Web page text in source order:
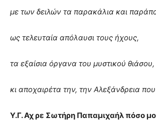
με των δειλών τα παρακάλια και
ως τελευταία απόλαυσι τους ήχους,
τα εξαίσια όργανα του μυστικού θιάσου,
κι αποχαιρέτα την, την Αλεξάνδρεια
Υ.Γ. Αχ ρε Σωτήρη Παπαμιχαήλ πόσο